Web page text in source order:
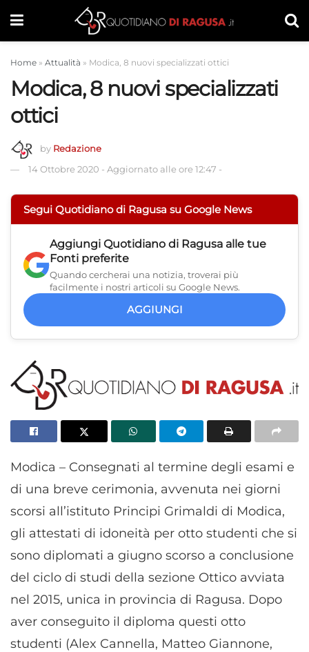
Home » Attualità » Modica, 8 nuovi specializzati ottici
Modica, 8 nuovi specializzati
ottici
by Redazione
14 Ottobre 2020 - Aggiornato alle ore 12:47 -
Segui Quotidiano di Ragusa su Google News
Aggiungi Quotidiano di Ragusa alle tue
Fonti preferite
Quando cercherai una notizia, troverai più
facilmente i nostri articoli su Google News.
AGGIUNGI
Modica – Consegnati al termine degli esami e
di una breve cerimonia, avvenuta nei giorni
scorsi all’istituto Principi Grimaldi di Modica,
gli attestati di idoneità per otto studenti che si
sono diplomati a giugno scorso a conclusione
del ciclo di studi della sezione Ottico avviata
nel 2015, unica in provincia di Ragusa. Dopo
aver conseguito il diploma questi otto
studenti (Alex Cannella, Matteo Giannone,